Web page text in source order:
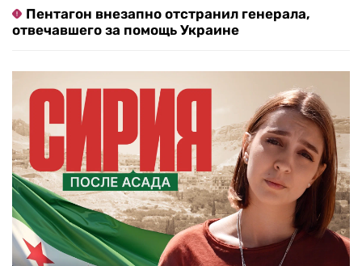
Пентагон внезапно отстранил генерала,
отвечавшего за помощь Украине